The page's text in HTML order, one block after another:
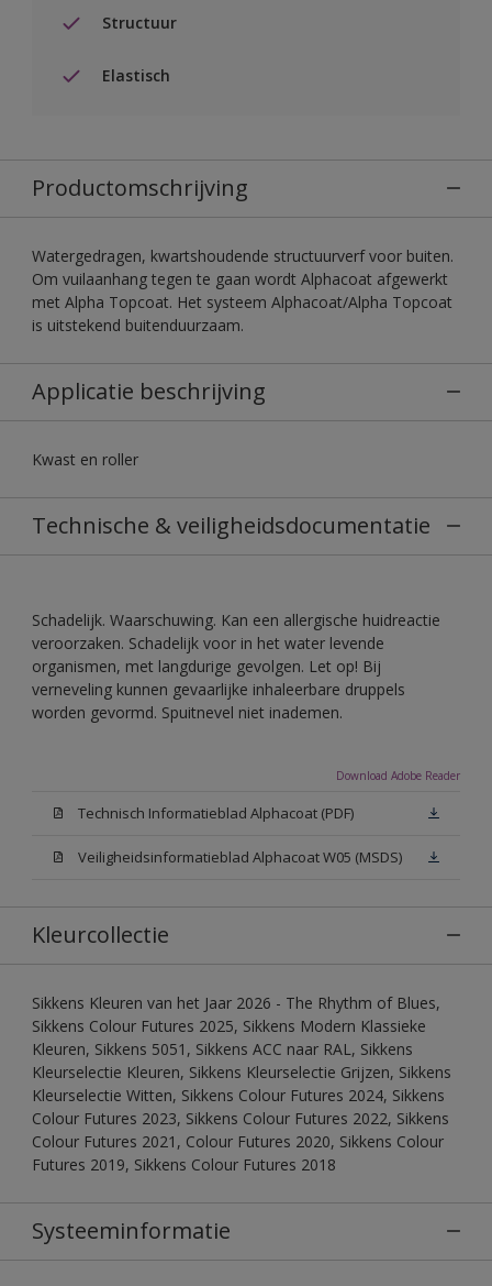
Structuur
Elastisch
Productomschrijving
Watergedragen, kwartshoudende structuurverf voor buiten.
Om vuilaanhang tegen te gaan wordt Alphacoat afgewerkt
met Alpha Topcoat. Het systeem Alphacoat/Alpha Topcoat
is uitstekend buitenduurzaam.
Applicatie beschrijving
Kwast en roller
Technische & veiligheidsdocumentatie
Schadelijk. Waarschuwing. Kan een allergische huidreactie
veroorzaken. Schadelijk voor in het water levende
organismen, met langdurige gevolgen. Let op! Bij
verneveling kunnen gevaarlijke inhaleerbare druppels
worden gevormd. Spuitnevel niet inademen.
Download Adobe Reader
Technisch Informatieblad Alphacoat (PDF)
Veiligheidsinformatieblad Alphacoat W05 (MSDS)
Kleurcollectie
Sikkens Kleuren van het Jaar 2026 - The Rhythm of Blues,
Sikkens Colour Futures 2025, Sikkens Modern Klassieke
Kleuren, Sikkens 5051, Sikkens ACC naar RAL, Sikkens
Kleurselectie Kleuren, Sikkens Kleurselectie Grijzen, Sikkens
Kleurselectie Witten, Sikkens Colour Futures 2024, Sikkens
Colour Futures 2023, Sikkens Colour Futures 2022, Sikkens
Colour Futures 2021, Colour Futures 2020, Sikkens Colour
Futures 2019, Sikkens Colour Futures 2018
Systeeminformatie